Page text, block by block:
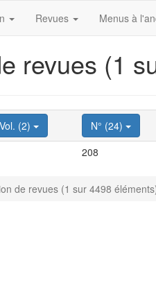
Revues Menus à
revues (1
Vol. (2) N° (24)
208
de revues (1 sur 4498